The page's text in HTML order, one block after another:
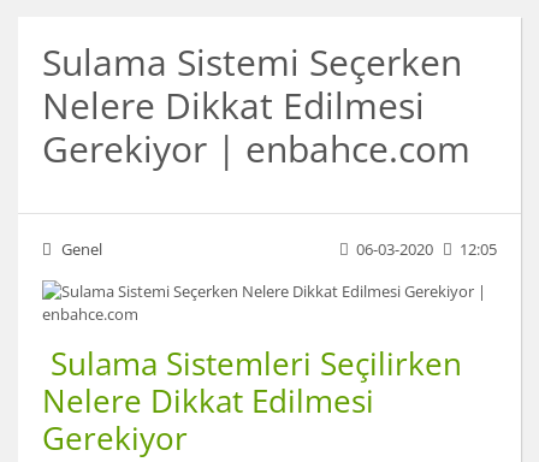
Sulama Sistemi Seçerken
Nelere Dikkat Edilmesi
Gerekiyor | enbahce.com
Genel 06-03-2020 12:05
Sulama Sistemleri Seçilirken
Nelere Dikkat Edilmesi
Gerekiyor